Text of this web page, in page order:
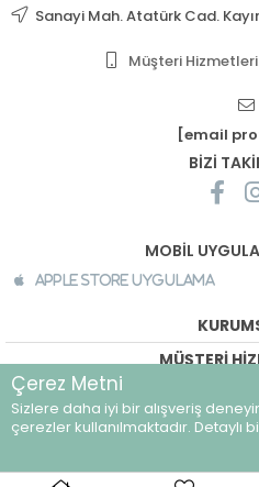
Sanayi Mah. Atatürk Cad.
Müşteri
[email
BİZİ
MOBİL
Apple Store Uygulama
MÜŞTERİ
©breeze.com.tr -
Çerez Metni
Sizlere daha iyi bir alışveriş
çerezler kullanılmaktadır. Detaylı